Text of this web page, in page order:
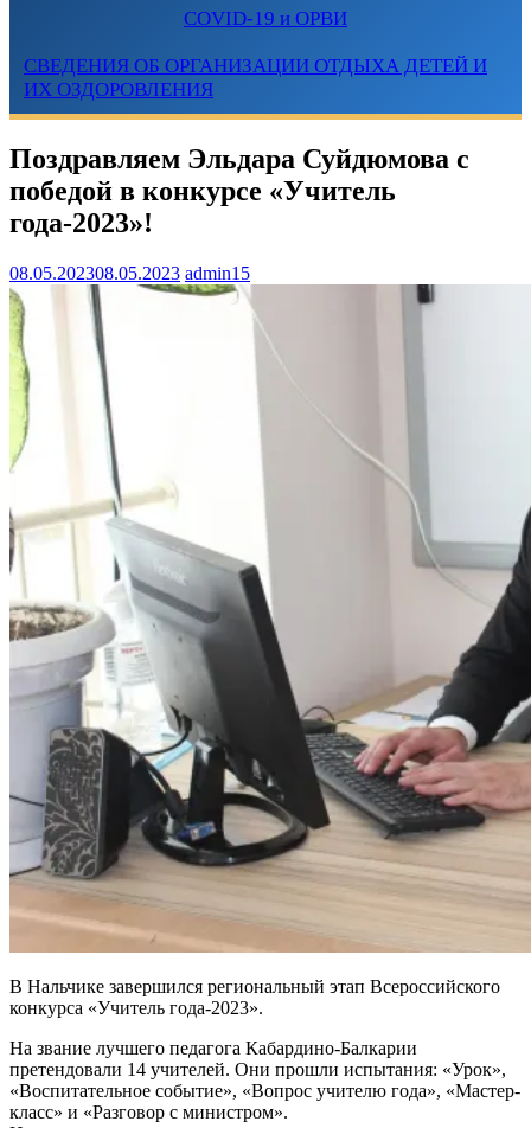
COVID-19 и ОРВИ
СВЕДЕНИЯ ОБ ОРГАНИЗАЦИИ ОТДЫХА ДЕТЕЙ И
ИХ ОЗДОРОВЛЕНИЯ
Поздравляем Эльдара Суйдюмова с
победой в конкурсе «Учитель
года-2023»!
08.05.202308.05.2023 admin15
В Нальчике завершился региональный этап Всероссийского
конкурса «Учитель года-2023».
На звание лучшего педагога Кабардино-Балкарии
претендовали 14 учителей. Они прошли испытания: «Урок»,
«Воспитательное событие», «Вопрос учителю года», «Мастер-
класс» и «Разговор с министром».